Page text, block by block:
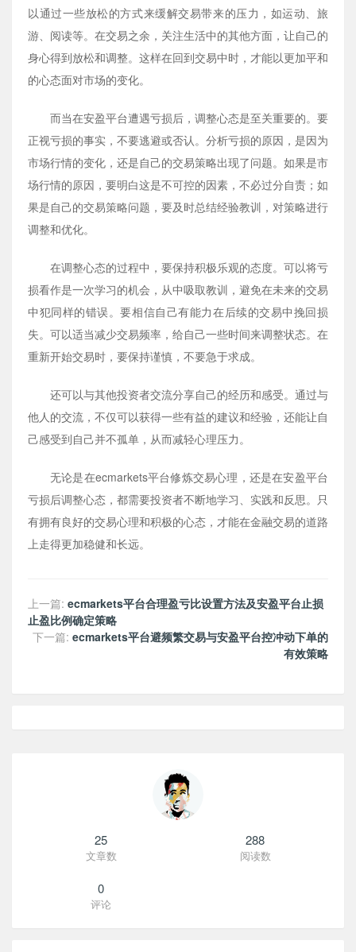
以通过一些放松的方式来缓解交易带来的压力，如运动、旅
游、阅读等。在交易之余，关注生活中的其他方面，让自己的
身心得到放松和调整。这样在回到交易中时，才能以更加平和
的心态面对市场的变化。
而当在安盈平台遭遇亏损后，调整心态是至关重要的。要
正视亏损的事实，不要逃避或否认。分析亏损的原因，是因为
市场行情的变化，还是自己的交易策略出现了问题。如果是市
场行情的原因，要明白这是不可控的因素，不必过分自责；如
果是自己的交易策略问题，要及时总结经验教训，对策略进行
调整和优化。
在调整心态的过程中，要保持积极乐观的态度。可以将亏
损看作是一次学习的机会，从中吸取教训，避免在未来的交易
中犯同样的错误。要相信自己有能力在后续的交易中挽回损
失。可以适当减少交易频率，给自己一些时间来调整状态。在
重新开始交易时，要保持谨慎，不要急于求成。
还可以与其他投资者交流分享自己的经历和感受。通过与
他人的交流，不仅可以获得一些有益的建议和经验，还能让自
己感受到自己并不孤单，从而减轻心理压力。
无论是在ecmarkets平台修炼交易心理，还是在安盈平台
亏损后调整心态，都需要投资者不断地学习、实践和反思。只
有拥有良好的交易心理和积极的心态，才能在金融交易的道路
上走得更加稳健和长远。
上一篇: ecmarkets平台合理盈亏比设置方法及安盈平台止损
止盈比例确定策略
下一篇: ecmarkets平台避频繁交易与安盈平台控冲动下单的
有效策略
25
文章数
288
阅读数
0
评论